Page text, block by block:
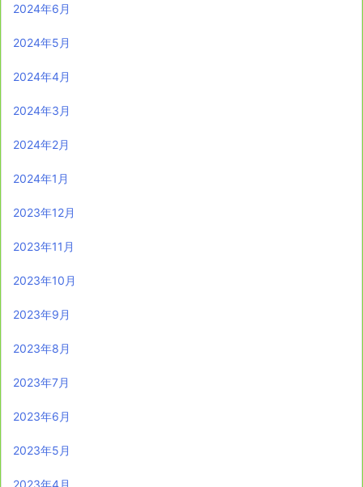
2024年6月
2024年5月
2024年4月
2024年3月
2024年2月
2024年1月
2023年12月
2023年11月
2023年10月
2023年9月
2023年8月
2023年7月
2023年6月
2023年5月
2023年4月